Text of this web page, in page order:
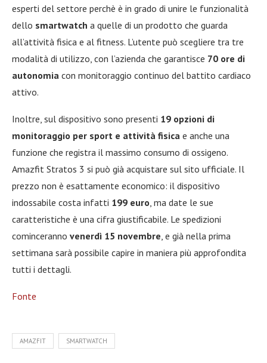
esperti del settore perchè è in grado di unire le funzionalità
dello smartwatch a quelle di un prodotto che guarda
all’attività fisica e al fitness. L’utente può scegliere tra tre
modalità di utilizzo, con l’azienda che garantisce 70 ore di
autonomia con monitoraggio continuo del battito cardiaco
attivo.
Inoltre, sul dispositivo sono presenti 19 opzioni di
monitoraggio per sport e attività fisica e anche una
funzione che registra il massimo consumo di ossigeno.
Amazfit Stratos 3 si può già acquistare sul sito ufficiale. Il
prezzo non è esattamente economico: il dispositivo
indossabile costa infatti 199 euro , ma date le sue
caratteristiche è una cifra giustificabile. Le spedizioni
cominceranno venerdì 15 novembre , e già nella prima
settimana sarà possibile capire in maniera più approfondita
tutti i dettagli.
Fonte
AMAZFIT SMARTWATCH